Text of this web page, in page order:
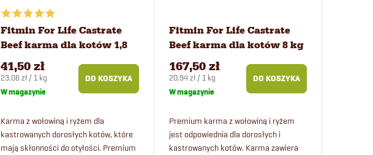
Fitmin For Life Castrate
Beef karma dla kotów 1,8
kg
41,50 zł
Cena
jednostkowa:
23,06 zł / 1 kg
W magazynie
DO KOSZYKA
Karma z wołowiną i ryżem dla
kastrowanych dorosłych kotów, które
mają skłonności do otyłości. Premium
Fitmin For Life Castrate
Beef karma dla kotów 8 kg
167,50 zł
Cena
jednostkowa:
20,94 zł / 1 kg
W magazynie
DO KOSZYKA
Premium karma z wołowiną i ryżem
jest odpowiednia dla dorosłych i
kastrowanych kotów. Karma zawiera